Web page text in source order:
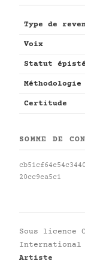
Type de
Voix
Statut
Méthodologie
Certitude
SOMME DE
20cc9ea5c1
Sous licence
International
Artiste